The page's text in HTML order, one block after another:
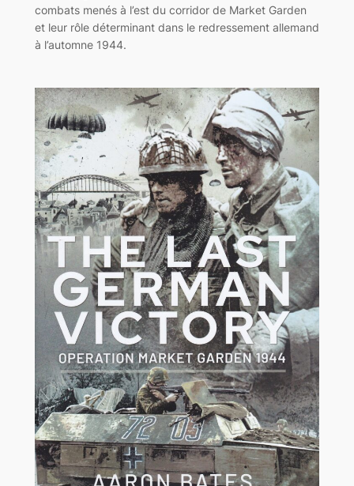
combats menés à l’est du corridor de Market Garden
et leur rôle déterminant dans le redressement allemand
à l’automne 1944.